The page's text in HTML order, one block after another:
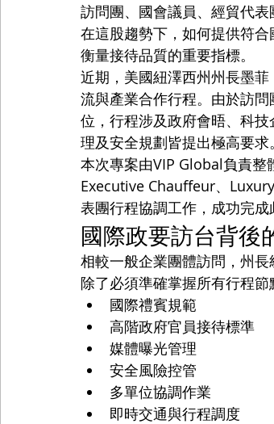
訪問團、國會議員、經貿代表
在這股趨勢下，如何提供符
衡量接待品質的重要指標。
近期，美國紐澤西州州長墨
流與產業合作行程。由於訪
位，行程涉及政府會晤、科
理及安全規劃皆提出極高要求。
本次專案由VIP Global負責整
Executive Chauffeur、
表團行程協調工作，成功完成
國際政要訪台背後
相較一般企業團體訪問，州長
除了必須準確掌握所有行程節
國際禮賓規範
高階政府官員接待標準
媒體曝光管理
安全風險控管
多單位協調作業
即時交通與行程調度